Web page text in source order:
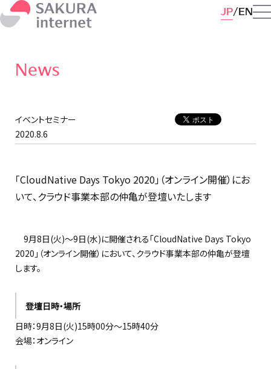
JP EN
News
イベントセミナー
2020.8.6
「CloudNative Days Tokyo 2020」（オンライン開催）にお
いて、クラウド事業本部の仲亀が登壇いたします
9月8日(火)～9日(水)に開催される「CloudNative Days Tokyo
2020」（オンライン開催）において、クラウド事業本部の仲亀が登壇
します。
登壇日時・場所
日時：9月8日(火)15時00分〜15時40分
会場：オンライン